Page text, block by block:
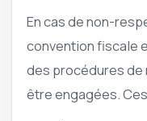
En cas de non-
convention fiscale
des procédures
être engagées.